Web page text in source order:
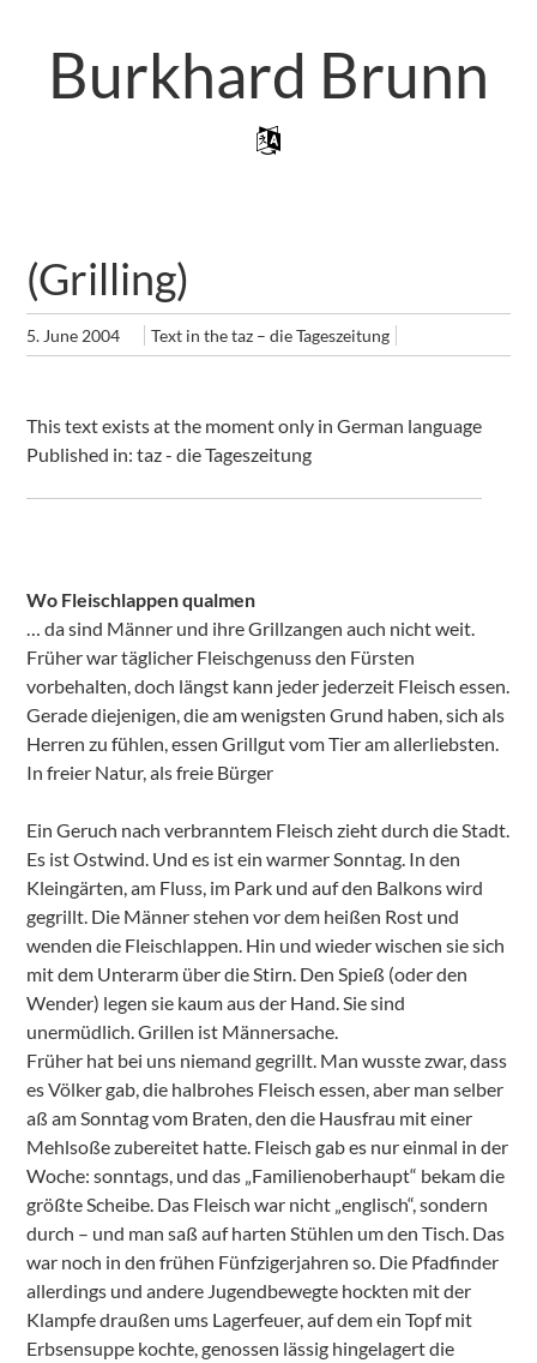
contentBurkhard Brunn
(Grilling)
5. June 2004 Text in the taz – die Tageszeitung
This text exists at the moment only in German language
Published in: taz - die Tageszeitung
Wo Fleischlappen qualmen
… da sind Männer und ihre Grillzangen auch nicht weit.
Früher war täglicher Fleischgenuss den Fürsten
vorbehalten, doch längst kann jeder jederzeit Fleisch essen.
Gerade diejenigen, die am wenigsten Grund haben, sich als
Herren zu fühlen, essen Grillgut vom Tier am allerliebsten.
In freier Natur, als freie Bürger
Ein Geruch nach verbranntem Fleisch zieht durch die Stadt.
Es ist Ostwind. Und es ist ein warmer Sonntag. In den
Kleingärten, am Fluss, im Park und auf den Balkons wird
gegrillt. Die Männer stehen vor dem heißen Rost und
wenden die Fleischlappen. Hin und wieder wischen sie sich
mit dem Unterarm über die Stirn. Den Spieß (oder den
Wender) legen sie kaum aus der Hand. Sie sind
unermüdlich. Grillen ist Männersache.
Früher hat bei uns niemand gegrillt. Man wusste zwar, dass
es Völker gab, die halbrohes Fleisch essen, aber man selber
aß am Sonntag vom Braten, den die Hausfrau mit einer
Mehlsoße zubereitet hatte. Fleisch gab es nur einmal in der
Woche: sonntags, und das „Familienoberhaupt“ bekam die
größte Scheibe. Das Fleisch war nicht „englisch“, sondern
durch – und man saß auf harten Stühlen um den Tisch. Das
war noch in den frühen Fünfzigerjahren so. Die Pfadfinder
allerdings und andere Jugendbewegte hockten mit der
Klampfe draußen ums Lagerfeuer, auf dem ein Topf mit
Erbsensuppe kochte, genossen lässig hingelagert die